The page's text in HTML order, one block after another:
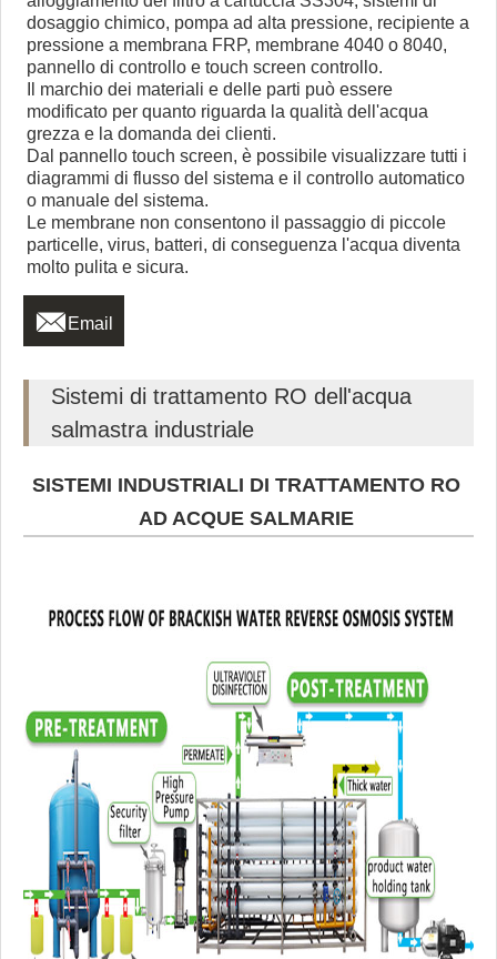
dosaggio chimico, pompa ad alta pressione, recipiente a
pressione a membrana FRP, membrane 4040 o 8040,
pannello di controllo e touch screen controllo.
Il marchio dei materiali e delle parti può essere
modificato per quanto riguarda la qualità dell'acqua
grezza e la domanda dei clienti.
Dal pannello touch screen, è possibile visualizzare tutti i
diagrammi di flusso del sistema e il controllo automatico
o manuale del sistema.
Le membrane non consentono il passaggio di piccole
particelle, virus, batteri, di conseguenza l'acqua diventa
molto pulita e sicura.
 Email
Sistemi di trattamento RO dell'acqua
salmastra industriale
SISTEMI INDUSTRIALI DI TRATTAMENTO RO
AD ACQUE SALMARIE